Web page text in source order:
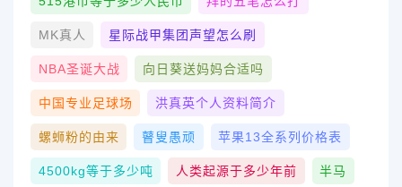
MK真人 星际战甲集团声望怎么刷
NBA圣诞大战 向日葵送妈妈合适吗
中国专业足球场 洪真英个人资料简介
螺蛳粉的由来 瞽叟愚顽 苹果13全系列价格表
4500kg等于多少吨 人类起源于多少年前 半马